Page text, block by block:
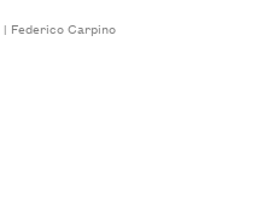
Federico Carpino